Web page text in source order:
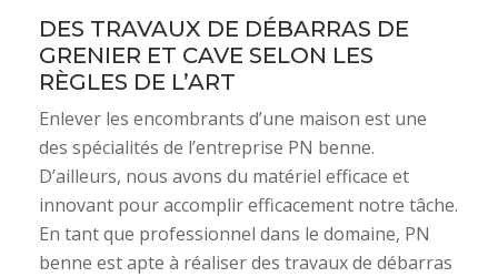
DES TRAVAUX DE DÉBARRAS DE
GRENIER ET CAVE SELON LES
RÈGLES DE L’ART
Enlever les encombrants d’une maison est une
des spécialités de l’entreprise PN benne.
D’ailleurs, nous avons du matériel efficace et
innovant pour accomplir efficacement notre tâche.
En tant que professionnel dans le domaine, PN
benne est apte à réaliser des travaux de débarras